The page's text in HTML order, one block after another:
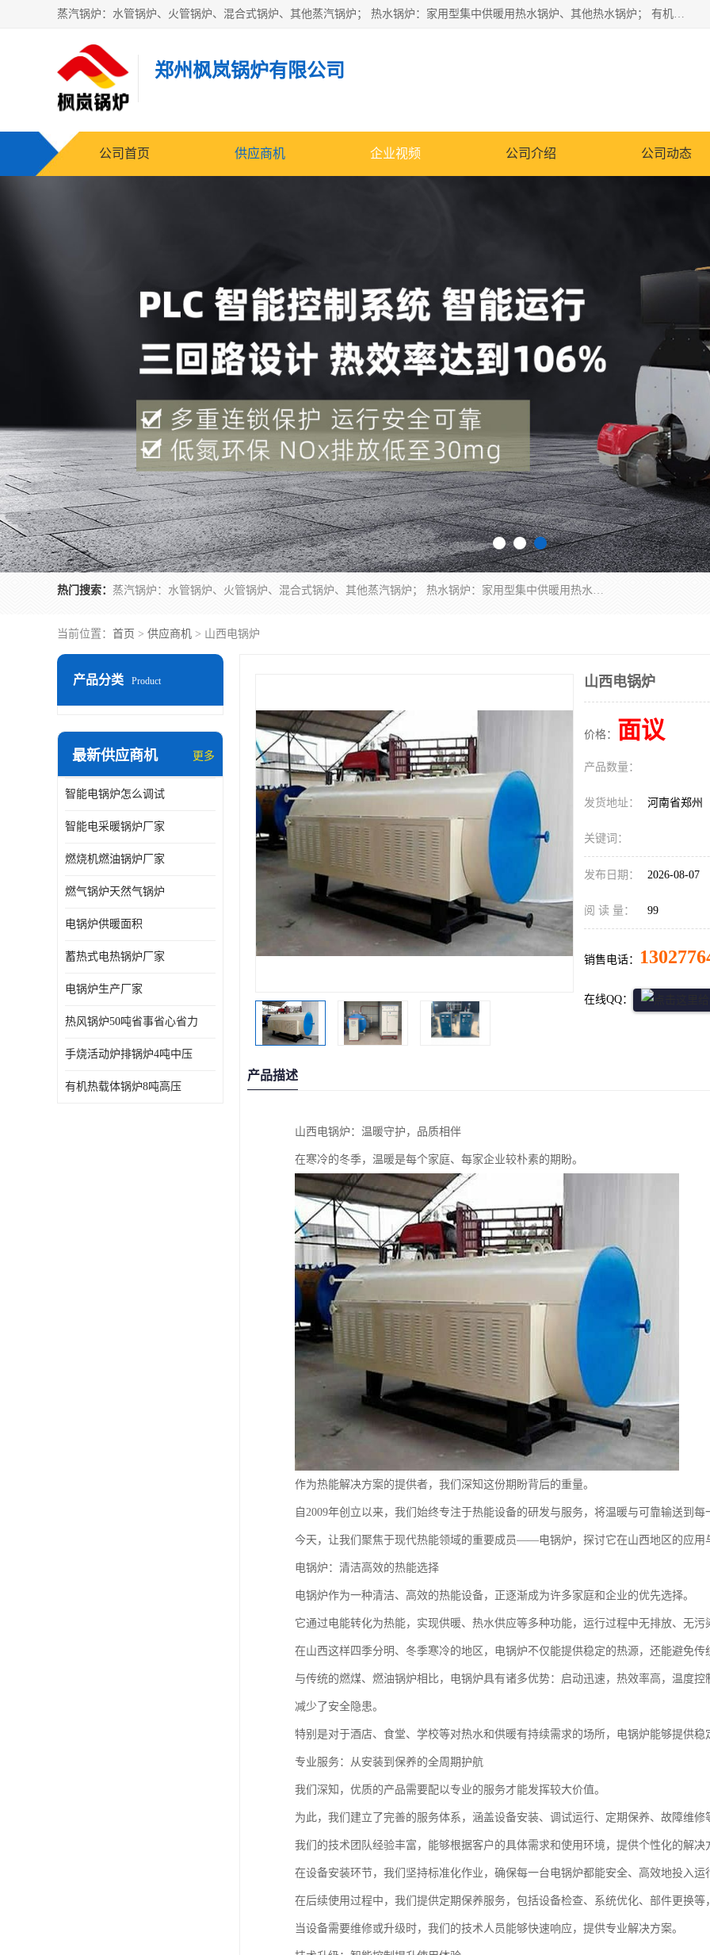
蒸汽锅炉：水管锅炉、火管锅炉、混合式锅炉、其他蒸汽锅炉； 热水锅炉：家用型集中供暖用热水锅炉、其他热水锅炉； 有机热载体锅炉； 船用蒸汽锅炉； （锅炉用辅助设备及装置）蒸汽冷凝器：表面冷凝器、混合式冷凝器、空冷式冷凝器、其他蒸汽冷凝器； 锅炉用辅助设备：节热器、蒸汽收集器、蓄能器、烟垢清除器、气体回收器、泥渣刮除器、空气预热器、其他锅炉用辅助设备；
郑州枫岚锅炉有限公司
公司首页 供应商机 企业视频 公司介绍 公司动态
热门搜索： 蒸汽锅炉：水管锅炉、火管锅炉、混合式锅炉、其他蒸汽锅炉； 热水锅炉：家用型集中供暖用热水锅炉、其他热水锅炉； 有机热载体锅炉； 船用蒸汽锅炉； （锅炉用辅助设备及装置）蒸汽冷凝器：表面冷凝器、混合式冷凝器、空冷式冷凝器、其他蒸汽冷凝器； 锅炉用辅助设备：节热器、蒸汽收集器、蓄能器、烟垢清除器、气体回收器、泥渣刮除器、空气预热器、其他锅炉用辅助设备；
当前位置： 首页 > 供应商机 > 山西电锅炉
产品分类 Product
最新供应商机 更多
智能电锅炉怎么调试
智能电采暖锅炉厂家
燃烧机燃油锅炉厂家
燃气锅炉天然气锅炉
电锅炉供暖面积
蓄热式电热锅炉厂家
电锅炉生产厂家
热风锅炉50吨省事省心省力
手烧活动炉排锅炉4吨中压
有机热载体锅炉8吨高压
山西电锅炉
价格： 面议
产品数量：
发货地址： 河南省郑州
关键词：
发布日期： 2026-08-07
阅 读 量： 99
销售电话：
在线QQ：
产品描述
山西电锅炉：温暖守护，品质相伴
在寒冷的冬季，温暖是每个家庭、每家企业较朴素的期盼。
作为热能解决方案的提供者，我们深知这份期盼背后的重量。
自2009年创立以来，我们始终专注于热能设备的研发与服务，将温暖与可靠输送到每
今天，让我们聚焦于现代热能领域的重要成员——电锅炉，探讨它在山西地区的应用
电锅炉：清洁高效的热能选择
电锅炉作为一种清洁、高效的热能设备，正逐渐成为许多家庭和企业的优先选择。
它通过电能转化为热能，实现供暖、热水供应等多种功能，运行过程中无排放、无
在山西这样四季分明、冬季寒冷的地区，电锅炉不仅能提供稳定的热源，还能避免
与传统的燃煤、燃油锅炉相比，电锅炉具有诸多优势：启动迅速，热效率高，温度
减少了安全隐患。
特别是对于酒店、食堂、学校等对热水和供暖有持续需求的场所，电锅炉能够提供稳
专业服务：从安装到保养的全周期护航
我们深知，优质的产品需要配以专业的服务才能发挥较大价值。
为此，我们建立了完善的服务体系，涵盖设备安装、调试运行、定期保养、故障维修
我们的技术团队经验丰富，能够根据客户的具体需求和使用环境，提供个性化的解决
在设备安装环节，我们坚持标准化作业，确保每一台电锅炉都能安全、高效地投入运
在后续使用过程中，我们提供定期保养服务，包括设备检查、系统优化、部件更换
当设备需要维修或升级时，我们的技术人员能够快速响应，提供专业解决方案。